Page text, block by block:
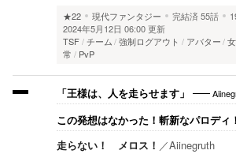
★22
現代ファンタジー 完結済55話
2024年5月12日 06:00 更新
TSF チーム 強制ログアウト アバター
常
PvP
「王様は、人を走らせます」
この発想はなかった！斬新なパロディ
走らない！ メロス！ ／Aiinegruth